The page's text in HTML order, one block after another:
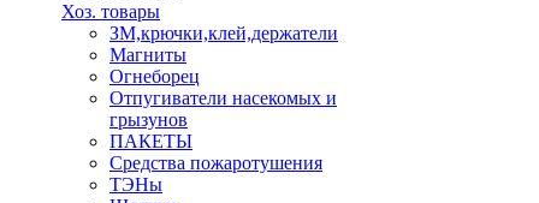
Хоз. товары
ЗМ,крючки,клей,держатели
Магниты
Огнеборец
Отпугиватели насекомых и
грызунов
ПАКЕТЫ
Средства пожаротушения
ТЭНы